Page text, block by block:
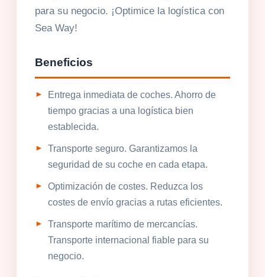
para su negocio. ¡Optimice la logística con
Sea Way!
Beneficios
Entrega inmediata de coches. Ahorro de
tiempo gracias a una logística bien
establecida.
Transporte seguro. Garantizamos la
seguridad de su coche en cada etapa.
Optimización de costes. Reduzca los
costes de envío gracias a rutas eficientes.
Transporte marítimo de mercancías.
Transporte internacional fiable para su
negocio.